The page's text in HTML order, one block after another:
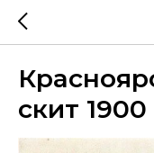
скит 1900